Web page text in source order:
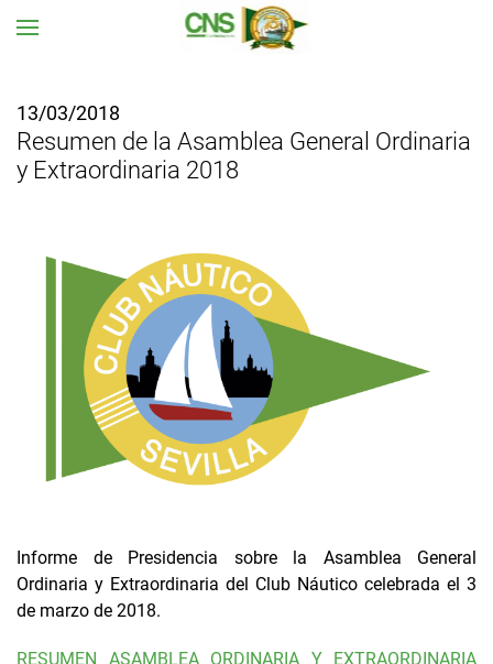
13/03/2018
Resumen de la Asamblea General Ordinaria
y Extraordinaria 2018
Informe de Presidencia sobre la Asamblea General
Ordinaria y Extraordinaria del Club Náutico celebrada el 3
de marzo de 2018.
RESUMEN ASAMBLEA ORDINARIA Y EXTRAORDINARIA